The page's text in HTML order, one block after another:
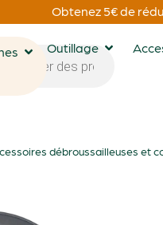
Obtenez 5€ de
Outillage
débroussailleuses et